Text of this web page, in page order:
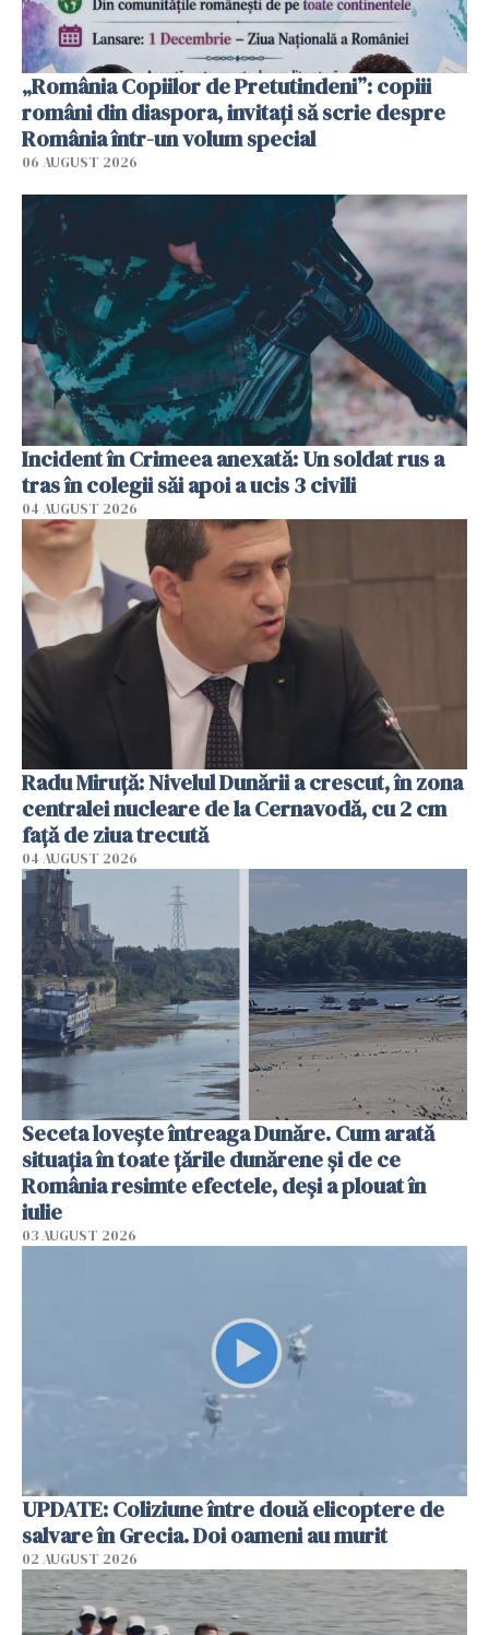
„România Copiilor de Pretutindeni”: copiii
români din diaspora, invitați să scrie despre
România într-un volum special
06 AUGUST 2026
Incident în Crimeea anexată: Un soldat rus a
tras în colegii săi apoi a ucis 3 civili
04 AUGUST 2026
Radu Miruţă: Nivelul Dunării a crescut, în zona
centralei nucleare de la Cernavodă, cu 2 cm
faţă de ziua trecută
04 AUGUST 2026
Seceta lovește întreaga Dunăre. Cum arată
situația în toate țările dunărene și de ce
România resimte efectele, deși a plouat în
iulie
03 AUGUST 2026
UPDATE: Coliziune între două elicoptere de
salvare în Grecia. Doi oameni au murit
02 AUGUST 2026